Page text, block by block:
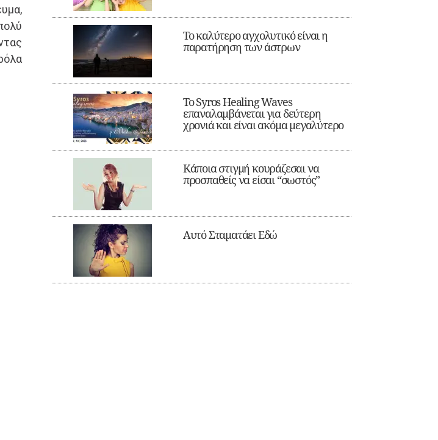
Το καλύτερο αγχολυτικό είναι η
παρατήρηση των άστρων
Το Syros Healing Waves
επαναλαμβάνεται για δεύτερη
χρονιά και είναι ακόμα μεγαλύτερο
Κάποια στιγμή κουράζεσαι να
προσπαθείς να είσαι “σωστός”
Αυτό Σταματάει Εδώ